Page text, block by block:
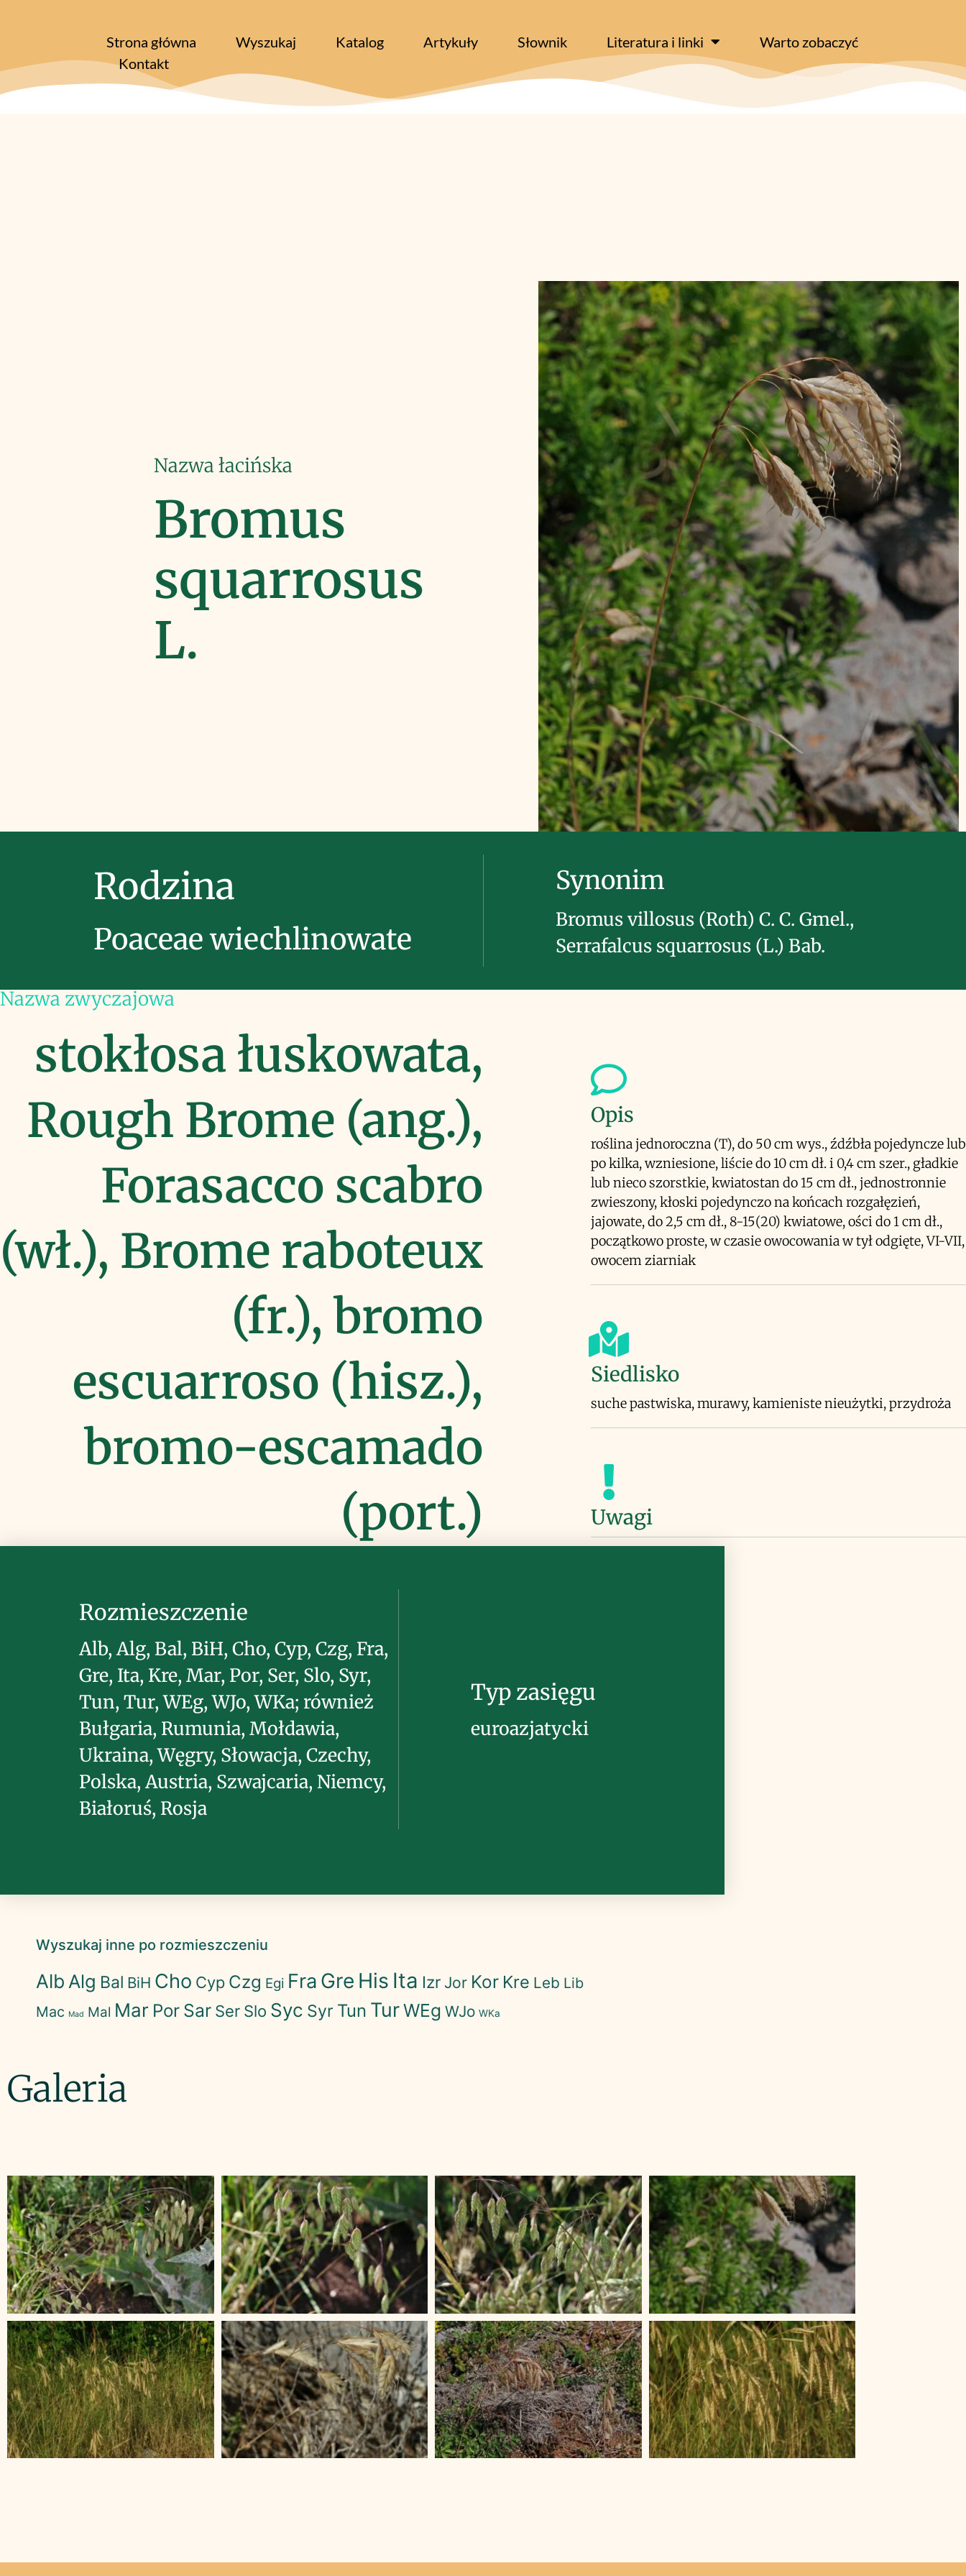
Strona główna Wyszukaj Katalog Artykuły Słownik Literatura i linki
Warto zobaczyć
Kontakt
Nazwa łacińska
Bromus
squarrosus
L.
Rodzina
Poaceae wiechlinowate
Synonim
Bromus villosus (Roth) C. C. Gmel.,
Serrafalcus squarrosus (L.) Bab.
Nazwa zwyczajowa
stokłosa łuskowata,
Rough Brome (ang.),
Forasacco scabro
(wł.), Brome raboteux
(fr.), bromo
escuarroso (hisz.),
bromo-escamado
(port.)
Opis
roślina jednoroczna (T), do 50 cm wys., źdźbła pojedyncze lub
po kilka, wzniesione, liście do 10 cm dł. i 0,4 cm szer., gładkie
lub nieco szorstkie, kwiatostan do 15 cm dł., jednostronnie
zwieszony, kłoski pojedynczo na końcach rozgałęzień,
jajowate, do 2,5 cm dł., 8-15(20) kwiatowe, ości do 1 cm dł.,
początkowo proste, w czasie owocowania w tył odgięte, VI-VII,
owocem ziarniak
Siedlisko
suche pastwiska, murawy, kamieniste nieużytki, przydroża
Uwagi
Rozmieszczenie
Alb, Alg, Bal, BiH, Cho, Cyp, Czg, Fra,
Gre, Ita, Kre, Mar, Por, Ser, Slo, Syr,
Tun, Tur, WEg, WJo, WKa; również
Bułgaria, Rumunia, Mołdawia,
Ukraina, Węgry, Słowacja, Czechy,
Polska, Austria, Szwajcaria, Niemcy,
Białoruś, Rosja
Typ zasięgu
euroazjatycki
Wyszukaj inne po rozmieszczeniu
Alb Alg Bal BiH Cho Cyp Czg Egi Fra Gre His Ita Izr Jor Kor Kre Leb Lib
Mac Mad Mal Mar Por Sar Ser Slo Syc Syr Tun TurWEg WJo WKa
Galeria